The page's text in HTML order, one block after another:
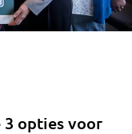
opties voor